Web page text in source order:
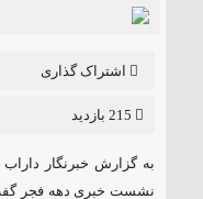
اشتراک گذاری
به گزارش خبرنگار داراب